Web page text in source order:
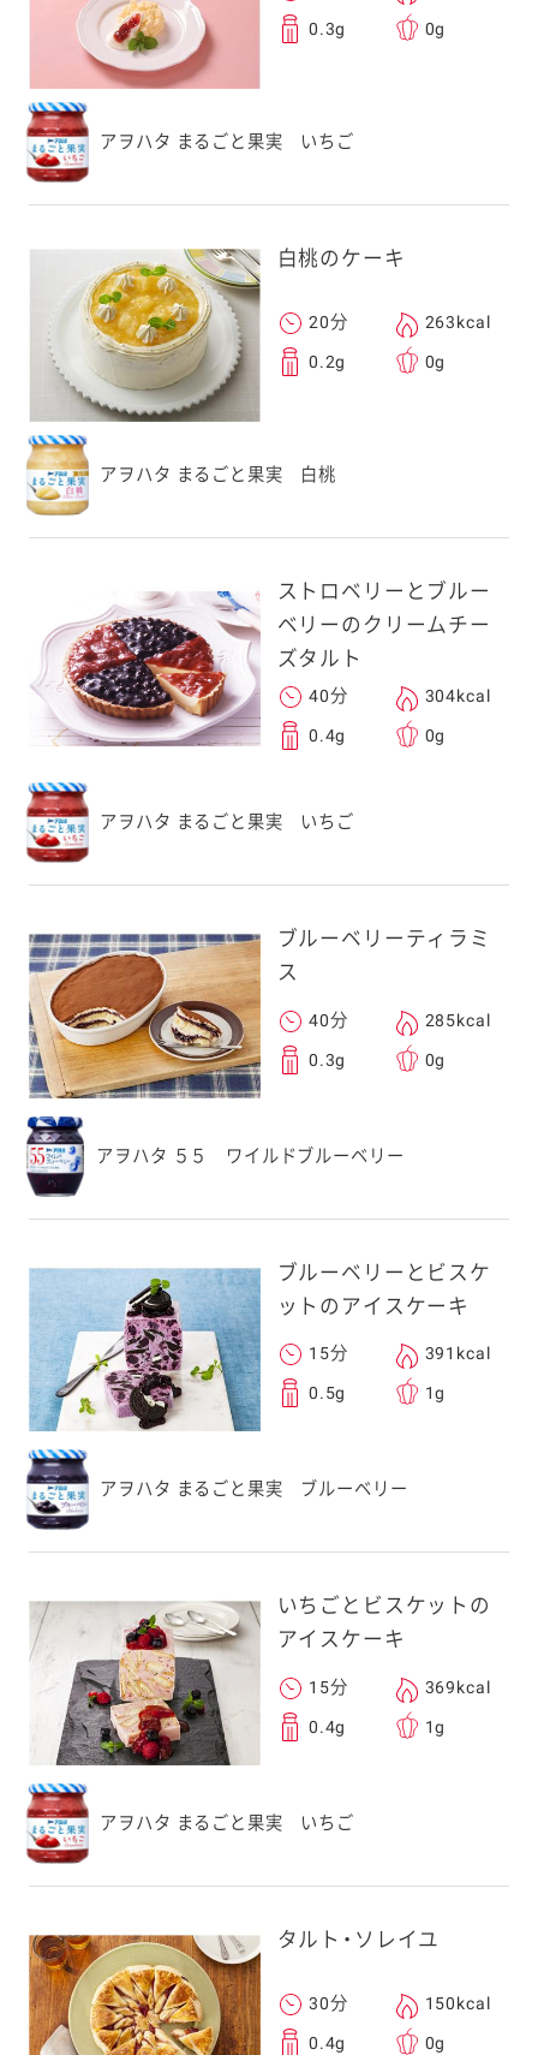
0.3g 0g
アヲハタ まるごと果実 いちご
白桃のケーキ
20分 263kcal
0.2g 0g
アヲハタ まるごと果実 白桃
ストロベリーとブルー
ベリーのクリームチー
ズタルト
40分 304kcal
0.4g 0g
アヲハタ まるごと果実 いちご
ブルーベリーティラミ
ス
40分 285kcal
0.3g 0g
アヲハタ ５５ ワイルドブルーベリー
ブルーベリーとビスケ
ットのアイスケーキ
15分 391kcal
0.5g 1g
アヲハタ まるごと果実 ブルーベリー
いちごとビスケットの
アイスケーキ
15分 369kcal
0.4g 1g
アヲハタ まるごと果実 いちご
タルト・ソレイユ
30分 150kcal
0.4g 0g